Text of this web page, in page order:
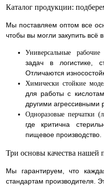
Каталог продукции:
Мы поставляем оптом все
чтобы вы могли закупить всё
Универсальные рабочие
задач в логистике,
Отличаются
Химически стойкие
для работы с
другими агрессивными
Одноразовые перчатки
где критична
пищевое производство.
Три основы качества нашей
Мы гарантируем, что
стандартам производителя.